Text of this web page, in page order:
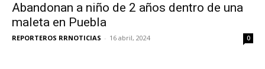
Abandonan a niño de 2 años dentro de una
maleta en Puebla
REPORTEROS RRNOTICIAS - 16 abril, 2024 0